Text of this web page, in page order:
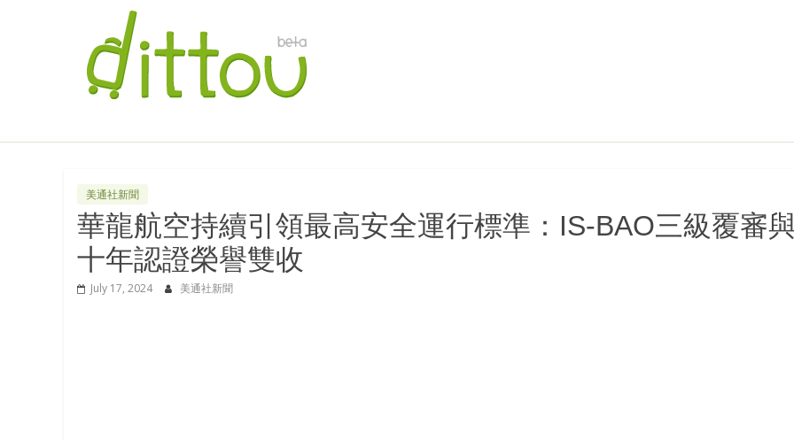
美通社新聞
華龍航空持續引領最高安全運行標準：IS-BAO三級覆審
十年認證榮譽雙收
July 17, 2024 美通社新聞